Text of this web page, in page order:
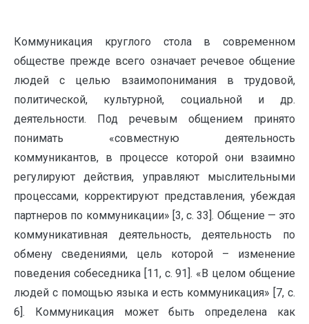
Коммуникация круглого стола в современном
обществе прежде всего означает речевое общение
людей с целью взаимопонимания в трудовой,
политической, культурной, социальной и др.
деятельности. Под речевым общением принято
понимать «совместную деятельность
коммуникантов, в процессе которой они взаимно
регулируют действия, управляют мыслительными
процессами, корректируют представления, убеждая
партнеров по коммуникации» [3, с. 33]. Общение — это
коммуникативная деятельность, деятельность по
обмену сведениями, цель которой – изменение
поведения собеседника [11, с. 91]. «В целом общение
людей с помощью языка и есть коммуникация» [7, с.
6]. Коммуникация может быть определена как